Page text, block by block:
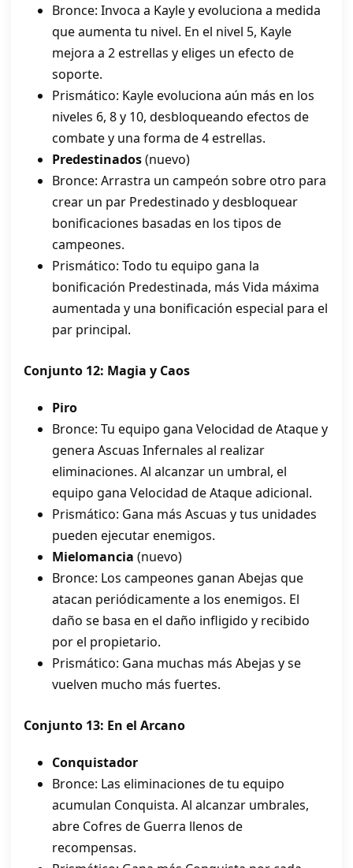
Bronce: Invoca a Kayle y evoluciona a medida
que aumenta tu nivel. En el nivel 5, Kayle
mejora a 2 estrellas y eliges un efecto de
soporte.
Prismático: Kayle evoluciona aún más en los
niveles 6, 8 y 10, desbloqueando efectos de
combate y una forma de 4 estrellas.
Predestinados(nuevo)
Bronce: Arrastra un campeón sobre otro para
crear un par Predestinado y desbloquear
bonificaciones basadas en los tipos de
campeones.
Prismático: Todo tu equipo gana la
bonificación Predestinada, más Vida máxima
aumentada y una bonificación especial para el
par principal.
Conjunto 12: Magia y Caos
Piro
Bronce: Tu equipo gana Velocidad de Ataque y
genera Ascuas Infernales al realizar
eliminaciones. Al alcanzar un umbral, el
equipo gana Velocidad de Ataque adicional.
Prismático: Gana más Ascuas y tus unidades
pueden ejecutar enemigos.
Mielomancia (nuevo)
Bronce: Los campeones ganan Abejas que
atacan periódicamente a los enemigos. El
daño se basa en el daño infligido y recibido
por el propietario.
Prismático: Gana muchas más Abejas y se
vuelven mucho más fuertes.
Conjunto 13: En el Arcano
Conquistador
Bronce: Las eliminaciones de tu equipo
acumulan Conquista. Al alcanzar umbrales,
abre Cofres de Guerra llenos de
recompensas.